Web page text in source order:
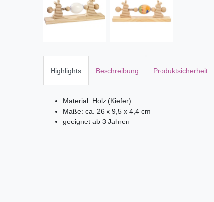
Highlights Beschreibung Produktsicherheit
Material: Holz (Kiefer)
Maße: ca. 26 x 9,5 x 4,4 cm
geeignet ab 3 Jahren